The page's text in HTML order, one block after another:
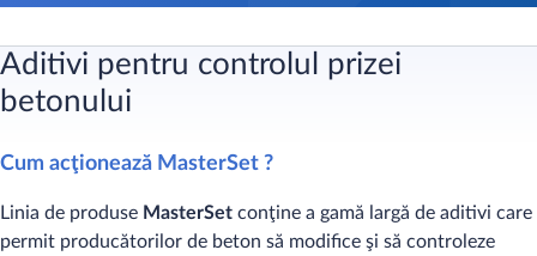
Aditivi pentru controlul prizei
betonului
Cum acţionează MasterSet ?
Linia de produse MasterSet conţine a gamă largă de aditivi care
permit producătorilor de beton să modifice şi să controleze